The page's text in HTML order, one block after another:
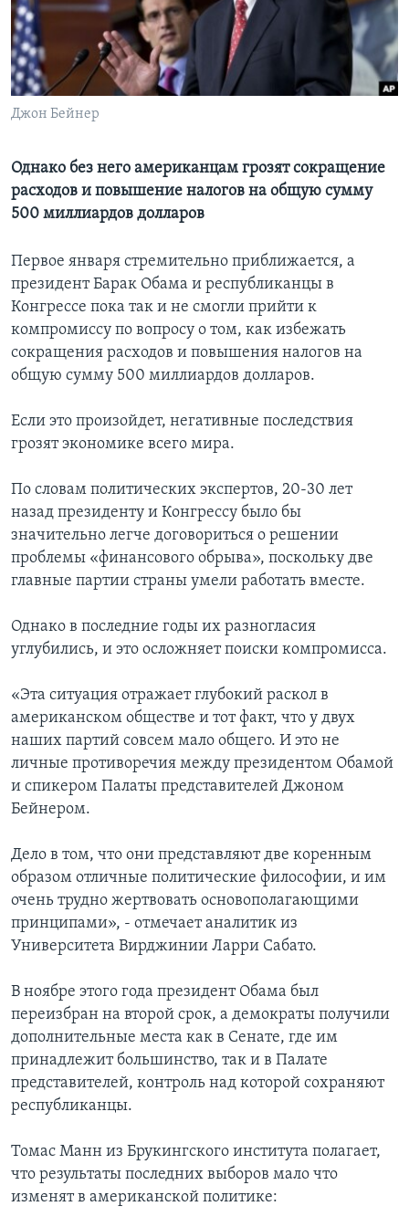
Learning English
СОЦИАЛЬНЫЕ СЕТИ
Языки
Джон Бейнер
Однако без него американцам грозят сокращение
расходов и повышение налогов на общую сумму
500 миллиардов долларов
Первое января стремительно приближается, а
президент Барак Обама и республиканцы в
Конгрессе пока так и не смогли прийти к
компромиссу по вопросу о том, как избежать
сокращения расходов и повышения налогов на
общую сумму 500 миллиардов долларов.
Если это произойдет, негативные последствия
грозят экономике всего мира.
По словам политических экспертов, 20-30 лет
назад президенту и Конгрессу было бы
значительно легче договориться о решении
проблемы «финансового обрыва», поскольку две
главные партии страны умели работать вместе.
Однако в последние годы их разногласия
углубились, и это осложняет поиски компромисса.
«Эта ситуация отражает глубокий раскол в
американском обществе и тот факт, что у двух
наших партий совсем мало общего. И это не
личные противоречия между президентом Обамой
и спикером Палаты представителей Джоном
Бейнером.
Дело в том, что они представляют две коренным
образом отличные политические философии, и им
очень трудно жертвовать основополагающими
принципами», - отмечает аналитик из
Университета Вирджинии Ларри Сабато.
В ноябре этого года президент Обама был
переизбран на второй срок, а демократы получили
дополнительные места как в Сенате, где им
принадлежит большинство, так и в Палате
представителей, контроль над которой сохраняют
республиканцы.
Томас Манн из Брукингского института полагает,
что результаты последних выборов мало что
изменят в американской политике: